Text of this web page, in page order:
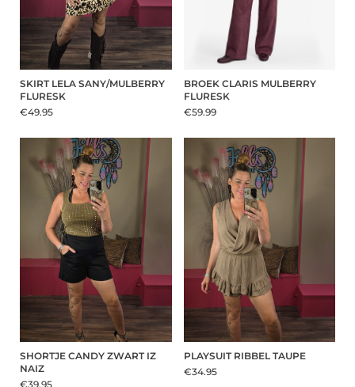
SKIRT LELA SANY/MULBERRY
FLURESK
€49.95
BROEK CLARIS MULBERRY
FLURESK
€59.99
SHORTJE CANDY ZWART IZ
NAIZ
€39.95
PLAYSUIT RIBBEL TAUPE
€34.95